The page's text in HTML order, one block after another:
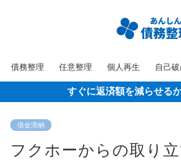
債務整理 任意整理 個人再生 自己
すぐに返済額を減らせる
借金滞納
フクホーからの取り